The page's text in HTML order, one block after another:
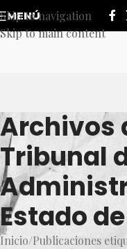
Skip to navigation
Skip to main content
MENÚ
Archivos
Tribunal
Estado
Inicio Publicaciones